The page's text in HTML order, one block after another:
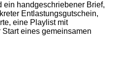
ein handgeschriebener Brief,
Entlastungsgutschein,
eine Playlist mit
eines gemeinsamen